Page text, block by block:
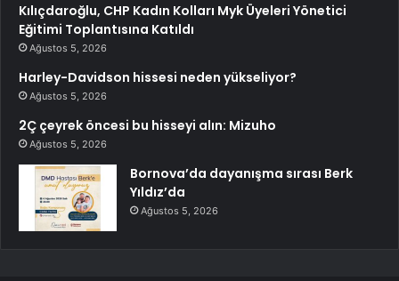
Kılıçdaroğlu, CHP Kadın Kolları Myk Üyeleri Yönetici
Eğitimi Toplantısına Katıldı
Ağustos 5, 2026
Harley-Davidson hissesi neden yükseliyor?
Ağustos 5, 2026
2Ç çeyrek öncesi bu hisseyi alın: Mizuho
Ağustos 5, 2026
Bornova’da dayanışma sırası Berk
Yıldız’da
Ağustos 5, 2026